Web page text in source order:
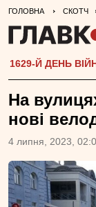
ГОЛОВНА СКОТЧ
1629-Й ДЕНЬ
На
нові
4 липня, 2023,